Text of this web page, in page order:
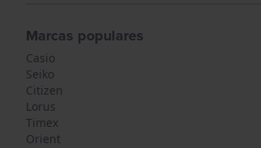
Marcas populares
Casio
Seiko
Citizen
Lorus
Timex
Orient